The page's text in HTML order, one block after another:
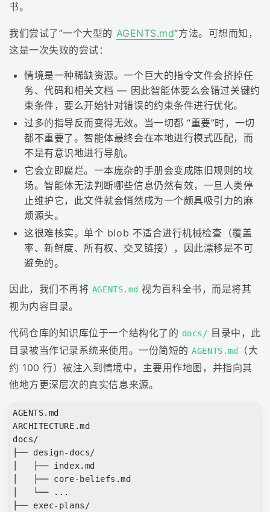
书。
我们尝试了”一个大型的 AGENTS.md“方法。可想而知，
这是一次失败的尝试：
情境是一种稀缺资源。一个巨大的指令文件会挤掉任
务、代码和相关文档 — 因此智能体要么会错过关键约
束条件，要么开始针对错误的约束条件进行优化。
过多的指导反而变得无效。当一切都 “重要”时，一切
都不重要了。智能体最终会在本地进行模式匹配，而
不是有意识地进行导航。
它会立即腐烂。一本庞杂的手册会变成陈旧规则的坟
场。智能体无法判断哪些信息仍然有效，一旦人类停
止维护它，此文件就会悄然成为一个颇具吸引力的麻
烦源头。
这很难核实。单个 blob 不适合进行机械检查（覆盖
率、新鲜度、所有权、交叉链接），因此漂移是不可
避免的。
因此，我们不再将 AGENTS.md 视为百科全书，而是将其
视为内容目录。
代码仓库的知识库位于一个结构化了的 docs/ 目录中，此
目录被当作记录系统来使用。一份简短的AGENTS.md
（大
约 100 行）被注入到情境中，主要用作地图，并指向其
他地方更深层次的真实信息来源。
AGENTS.md
ARCHITECTURE.md
docs/
├── design-docs/
│   ├── index.md
│   ├── core-beliefs.md
│   └── ...
├── exec-plans/